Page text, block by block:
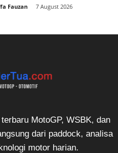
Fauzan 7 August 2026
MotoGP, WSBK, dan
dari paddock, analisa
motor harian.